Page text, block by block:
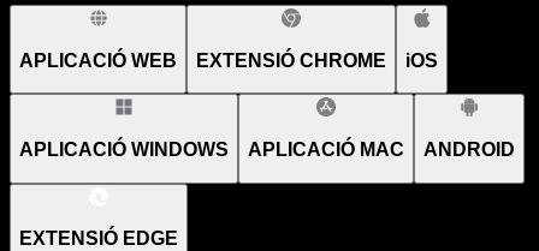
APLICACIÓ WEB EXTENSIÓ CHROME iOS
APLICACIÓ WINDOWS APLICACIÓ MAC ANDROID
EXTENSIÓ EDGE